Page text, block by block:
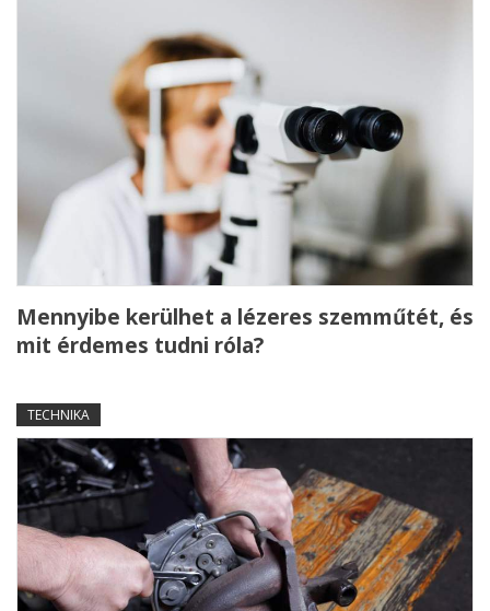
Mennyibe kerülhet a lézeres szemműtét, és
mit érdemes tudni róla?
TECHNIKA